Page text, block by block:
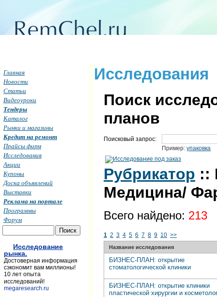
Исследования
Поиск
планов
Поисковый запрос:
Пример: упаковка
Рубрикатор ::
Медицина/
Всего найдено: 213
1 2 3 4 5 6 7 8 9 10 >>
Название исследования
БИЗНЕС-ПЛАН: открытие
стоматологической клиники
БИЗНЕС-ПЛАН: открытие клиники
пластической хирургии и
Главная
Новости
Статьи
Видеоуроки
Тендеры
Каталог
Рынки и магазины
Кредит на ремонт
Прайсы фирм
Исследования
Акции
Купоны
Доска объявлений
Выставки
Реклама на портале
Программы
Форум
Исследование
рынка.
Достоверная информация
сэкономит вам миллионы!
10 лет опыта
исследований!
megaresearch.ru